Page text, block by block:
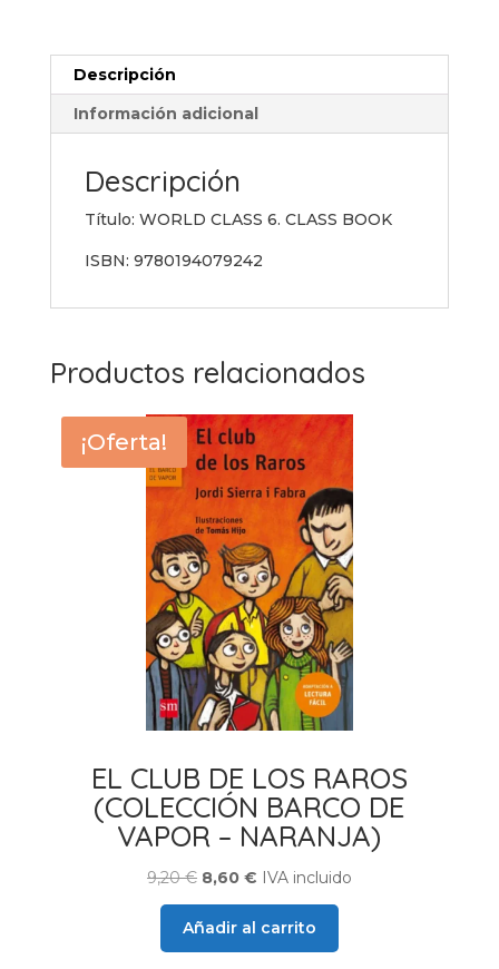
cantidad
Descripción
Información adicional
Descripción
Título: WORLD CLASS 6. CLASS BOOK
ISBN: 9780194079242
Productos relacionados
¡Oferta!
EL CLUB DE LOS RAROS
(COLECCIÓN BARCO DE
VAPOR – NARANJA)
9,20€ El
precio
original
era:
8,60 €El
precio
actual
es:
IVA incluido
Añadir al carrito